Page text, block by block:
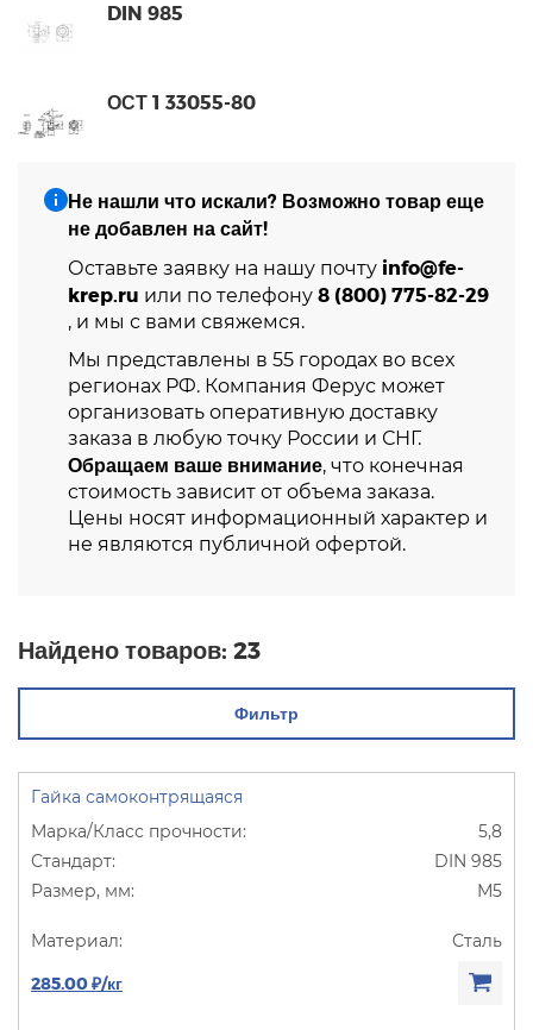
DIN 985
ОСТ 1 33055-80
Не нашли что искали? Возможно товар еще
не добавлен на сайт!
Оставьте заявку на нашу почту info@fe-
krep.ru или по телефону 8 (800) 775-82-29
, и мы с вами свяжемся.
Мы представлены в 55 городах во всех
регионах РФ. Компания Ферус может
организовать оперативную доставку
заказа в любую точку России и СНГ.
Обращаем ваше внимание, что конечная
стоимость зависит от объема заказа.
Цены носят информационный характер и
не являются публичной офертой.
Найдено товаров: 23
Фильтр
Гайка самоконтрящаяся
5,8
DIN 985
М5
Сталь
285.00 ₽/кг